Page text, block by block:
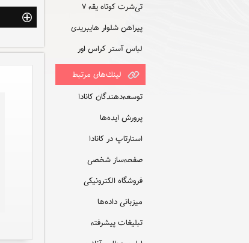
تی‌شرت کوتاه یقه ۷
پیراهن شلوار هایبریدی
لباس آستر کراس اور
لينك‌های مرتبط
توسعه‌دهندگان کانادا
پرورش ایده‌ها
استارتاپ در کانادا
صفحه‌ساز شخصی
فروشگاه الکترونیکی
میزبانی داده‌ها
تبلیغات پیشرفته